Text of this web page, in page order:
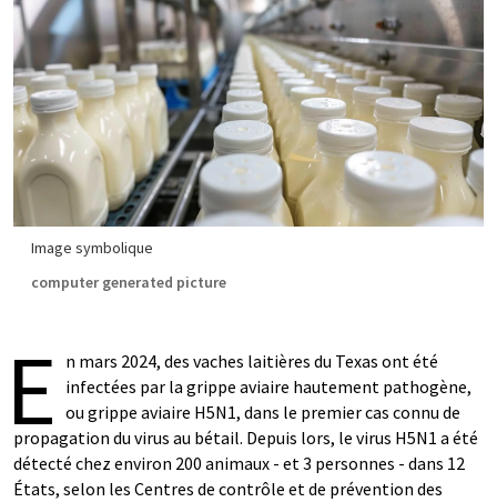
Image symbolique
computer generated picture
E
n mars 2024, des vaches laitières du Texas ont été
infectées par la grippe aviaire hautement pathogène,
ou grippe aviaire H5N1, dans le premier cas connu de
propagation du virus au bétail. Depuis lors, le virus H5N1 a été
détecté chez environ 200 animaux - et 3 personnes - dans 12
États, selon les Centres de contrôle et de prévention des